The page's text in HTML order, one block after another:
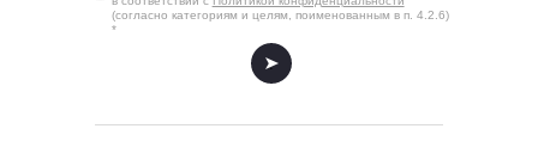
(согласно категориям и целям, поименованным в п. 4.2.6)
*
.